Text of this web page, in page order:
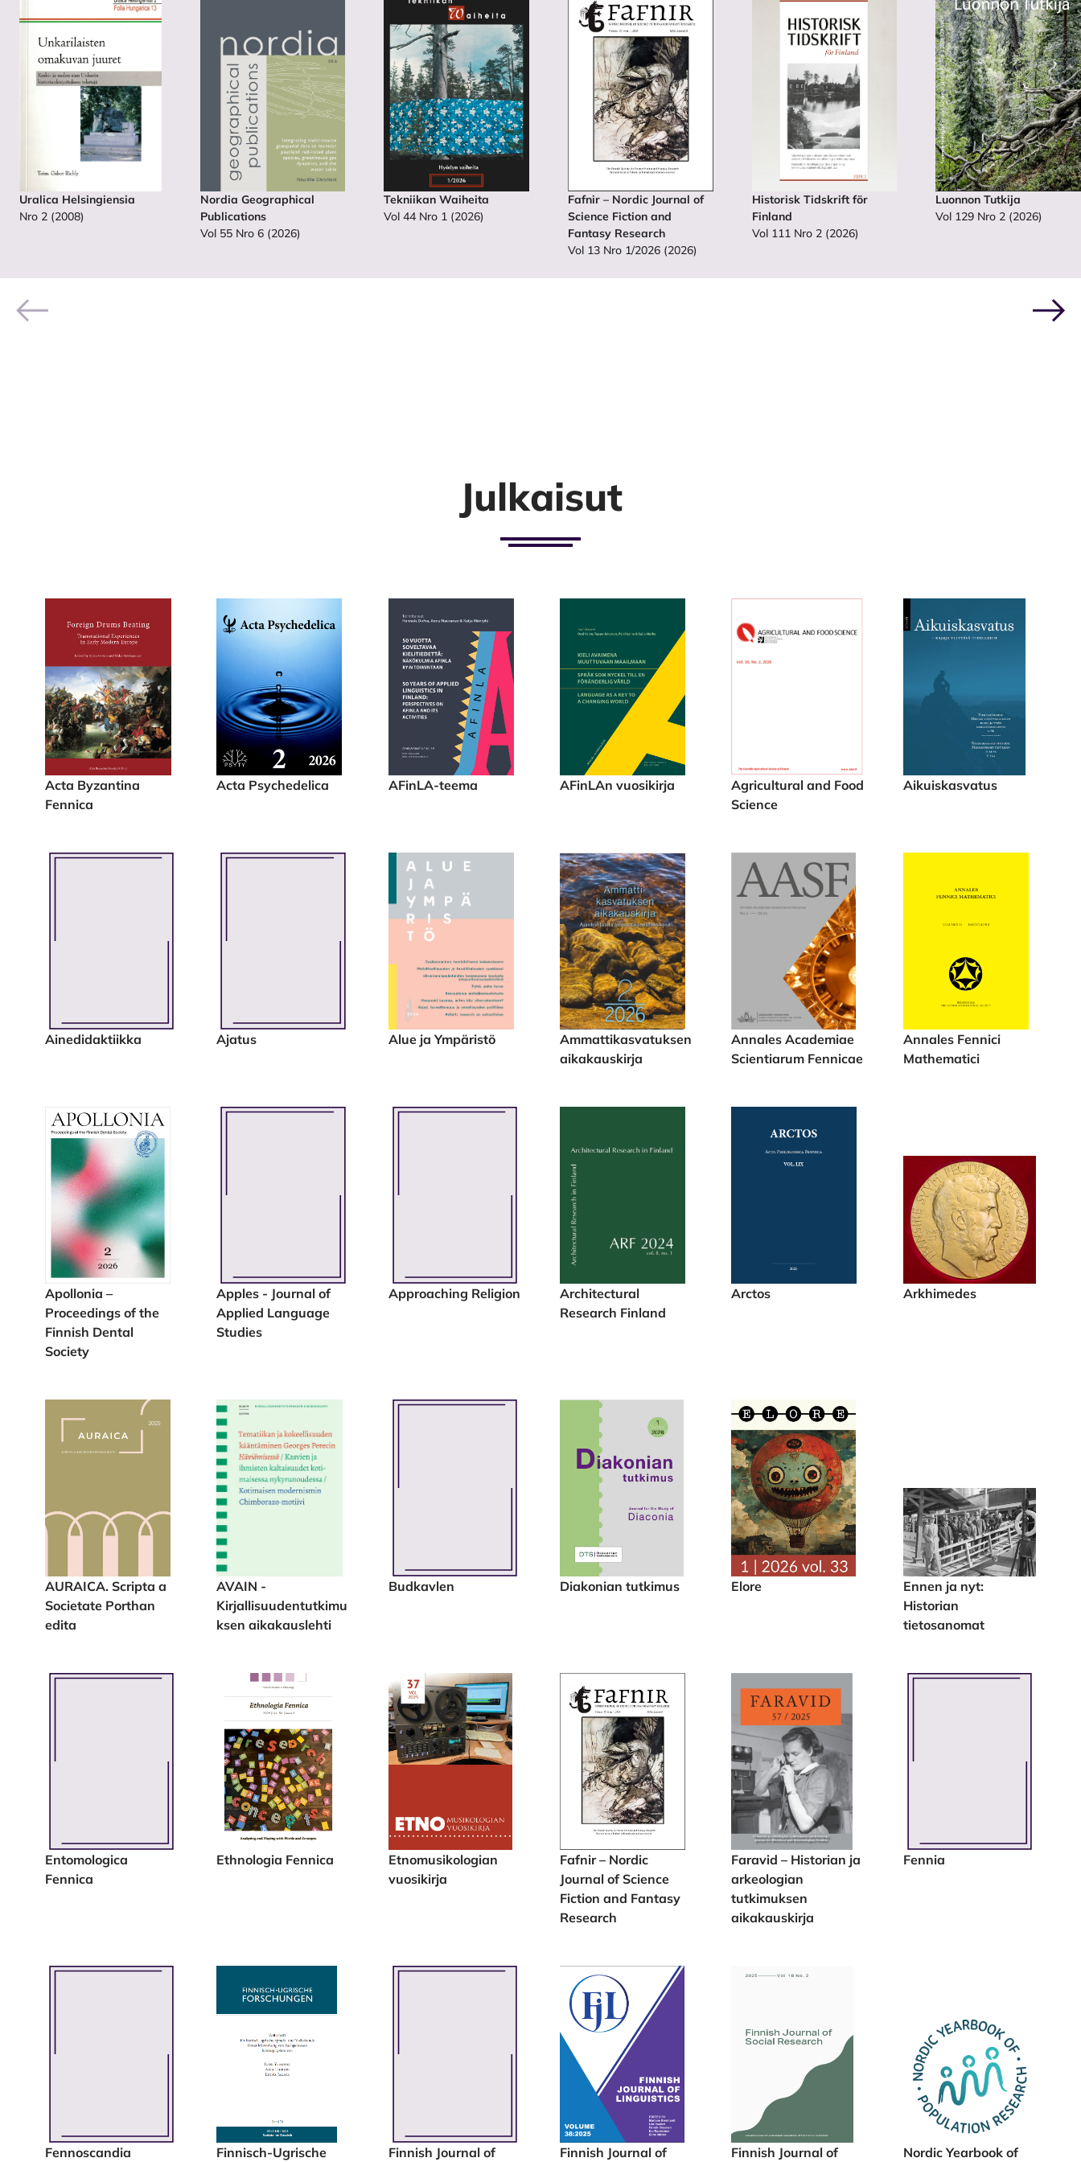
Uralica Helsingiensia
Nro 2 (2008)
Nordia Geographical
Publications
Vol 55 Nro 6 (2026)
Tekniikan Waiheita
Vol 44 Nro 1 (2026)
Fafnir – Nordic Journal of
Science Fiction and
Fantasy Research
Vol 13 Nro 1/2026 (2026)
Historisk Tidskrift för
Finland
Vol 111 Nro 2 (2026)
Luonnon Tutkija
Vol 129 Nro 2 (2026)
Julkaisut
Acta Byzantina
Fennica
Acta Psychedelica AFinLA-teema AFinLAn vuosikirja
Agricultural and Food
Science
Aikuiskasvatus
Ainedidaktiikka Ajatus Alue ja Ympäristö
Ammattikasvatuksen
aikakauskirja
Annales Academiae
Scientiarum Fennicae
Annales Fennici
Mathematici
Apollonia –
Proceedings of the
Finnish Dental
Society
Apples - Journal of
Applied Language
Studies
Approaching Religion
Architectural
Research Finland
Arctos Arkhimedes
AURAICA. Scripta a
Societate Porthan
edita
AVAIN -
Kirjallisuudentutkimu
ksen aikakauslehti
Budkavlen Diakonian tutkimus Elore
Ennen ja nyt:
Historian
tietosanomat
Entomologica
Fennica
Ethnologia Fennica
Etnomusikologian
vuosikirja
Fafnir – Nordic
Journal of Science
Fiction and Fantasy
Research
Faravid – Historian ja
arkeologian
tutkimuksen
aikakauskirja
Fennia
Fennoscandia Finnisch-Ugrische Finnish Journal of Finnish Journal of Finnish Journal of Nordic Yearbook of